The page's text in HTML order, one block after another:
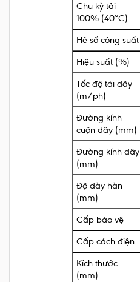
Chu kỳ tải
100% (40°C)
Hệ số công suất
Hiệu suất (%)
Tốc độ tải dây
(m/ph)
Đường kính
cuộn dây (mm)
Đường kính dây
(mm)
Độ dày hàn
(mm)
Cấp bảo vệ
Cấp cách điện
Kích thước
(mm)